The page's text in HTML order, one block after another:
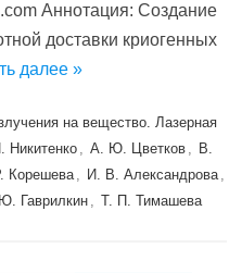
Аннотация: Создание
доставки криогенных
далее »
на вещество. Лазерная
Никитенко , А. Ю. Цветков , В.
Корешева , И. В. Александрова ,
Гаврилкин , Т. П. Тимашева